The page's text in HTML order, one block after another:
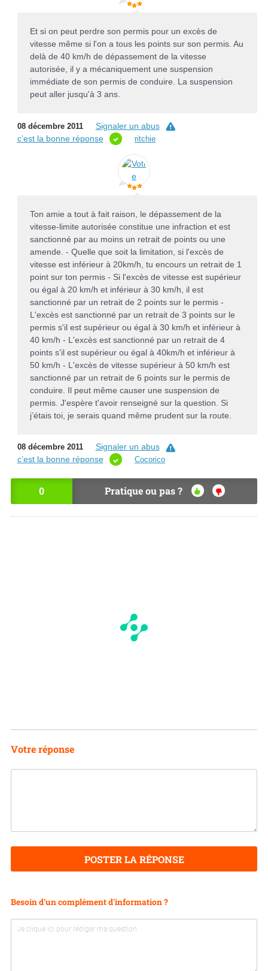
Et si on peut perdre son permis pour un excès de
vitesse même si l'on a tous les points sur son permis. Au
delà de 40 km/h de dépassement de la vitesse
autorisée, il y a mécaniquement une suspension
immédiate de son permis de conduire. La suspension
peut aller jusqu'à 3 ans.
08 décembre 2011
Signaler un abus
c’est la bonne réponse
ritchie
Ton amie a tout à fait raison, le dépassement de la
vitesse-limite autorisée constitue une infraction et est
sanctionné par au moins un retrait de points ou une
amende. - Quelle que soit la limitation, si l'excès de
vitesse est inférieur à 20km/h, tu encours un retrait de 1
point sur ton permis - Si l'excès de vitesse est supérieur
ou égal à 20 km/h et inférieur à 30 km/h, il est
sanctionné par un retrait de 2 points sur le permis -
L'excès est sanctionné par un retrait de 3 points sur le
permis s'il est supérieur ou égal à 30 km/h et inférieur à
40 km/h - L'excès est sanctionné par un retrait de 4
points s'il est supérieur ou égal à 40km/h et inférieur à
50 km/h - L'excès de vitesse supérieur à 50 km/h est
sanctionné par un retrait de 6 points sur le permis de
conduire. Il peut même causer une suspension de
permis. J'espère t'avoir renseigné sur la question. Si
j’étais toi, je serais quand même prudent sur la route.
08 décembre 2011
Signaler un abus
c’est la bonne réponse
Cocorico
0 Pratique ou pas ?
OU
I
NO
Votre réponse
POSTER LA RÉPONSE
Besoin d'un complément d'information ?